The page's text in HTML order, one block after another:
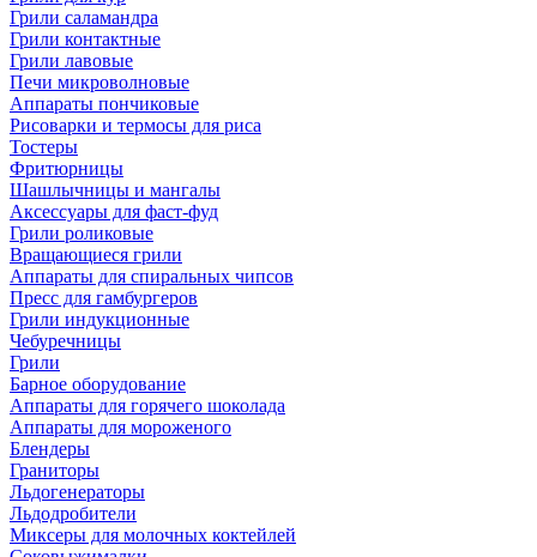
Грили саламандра
Грили контактные
Грили лавовые
Печи микроволновые
Аппараты пончиковые
Рисоварки и термосы для риса
Тостеры
Фритюрницы
Шашлычницы и мангалы
Аксессуары для фаст-фуд
Грили роликовые
Вращающиеся грили
Аппараты для спиральных чипсов
Пресс для гамбургеров
Грили индукционные
Чебуречницы
Грили
Барное оборудование
Аппараты для горячего шоколада
Аппараты для мороженого
Блендеры
Граниторы
Льдогенераторы
Льдодробители
Миксеры для молочных коктейлей